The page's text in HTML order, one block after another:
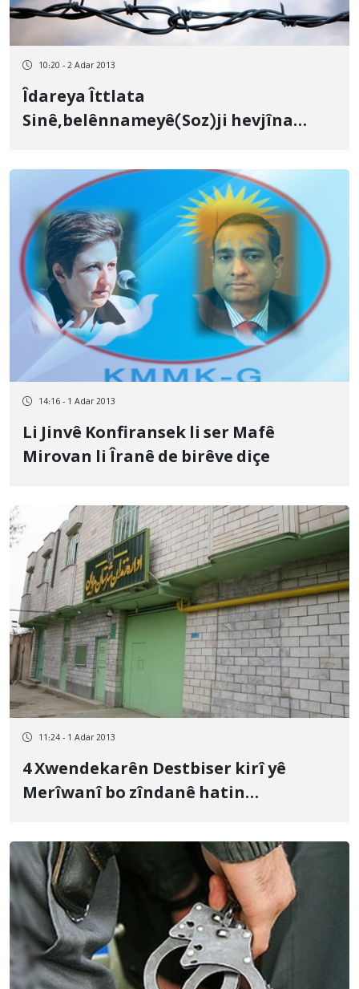
10:20 - 2 Adar 2013
Îdareya Îttlata
Sinê,belênnameyê(Soz)ji hevjîna
14:16 - 1 Adar 2013
Li Jinvê Konfiransek li ser Mafê
Mirovan li Îranê de birêve diçe
11:24 - 1 Adar 2013
4 Xwendekarên Destbiser kirî yê
Merîwanî bo zîndanê hatin